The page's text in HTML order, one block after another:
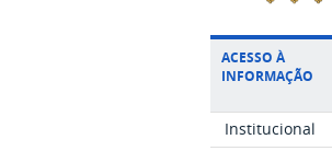
ACESSO À
INFORMAÇÃO
Institucional